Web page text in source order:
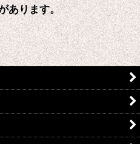
あります。